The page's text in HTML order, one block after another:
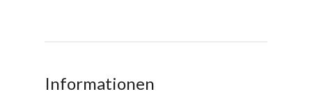
Informationen